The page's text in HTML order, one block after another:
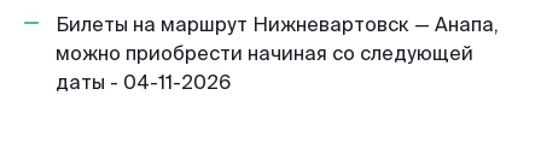
Билеты на маршрут Нижневартовск — Анапа,
можно приобрести начиная со следующей
даты - 04-11-2026